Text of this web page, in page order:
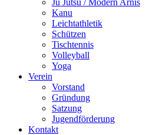
Ju Jutsu / Modern Arnis
Kanu
Leichtathletik
Schützen
Tischtennis
Volleyball
Yoga
Verein
Vorstand
Gründung
Satzung
Jugendförderung
Kontakt